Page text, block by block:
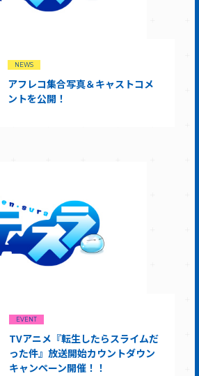
NEWS
アフレコ集合写真＆キャストコメ
ントを公開！
EVENT
TVアニメ『転生したらスライムだ
った件』放送開始カウントダウン
キャンペーン開催！！